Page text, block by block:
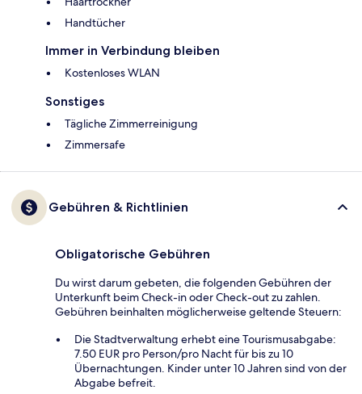
Handtücher
Immer in Verbindung bleiben
Kostenloses WLAN
Sonstiges
Tägliche Zimmerreinigung
Zimmersafe
Gebühren & Richtlinien
Obligatorische Gebühren
Du wirst darum gebeten, die folgenden Gebühren der
Unterkunft beim Check-in oder Check-out zu zahlen.
Gebühren beinhalten möglicherweise geltende Steuern:
Die Stadtverwaltung erhebt eine Tourismusabgabe:
7.50 EUR pro Person/pro Nacht für bis zu 10
Übernachtungen. Kinder unter 10 Jahren sind von der
Abgabe befreit.